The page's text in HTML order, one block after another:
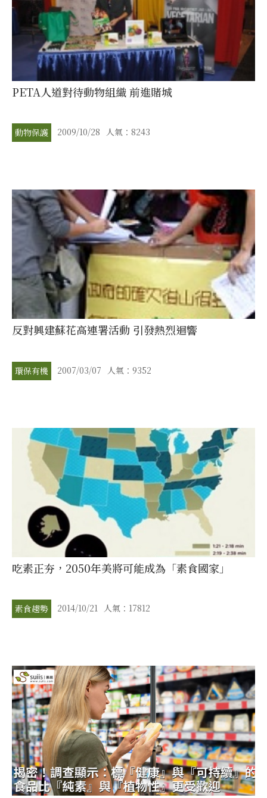
PETA人道對待動物組織 前進賭城
動物保護 2009/10/28 人氣：8243
反對興建蘇花高連署活動 引發熱烈迴響
環保有機 2007/03/07 人氣：9352
吃素正夯，2050年美將可能成為「素食國家」
素食趨勢 2014/10/21 人氣：17812